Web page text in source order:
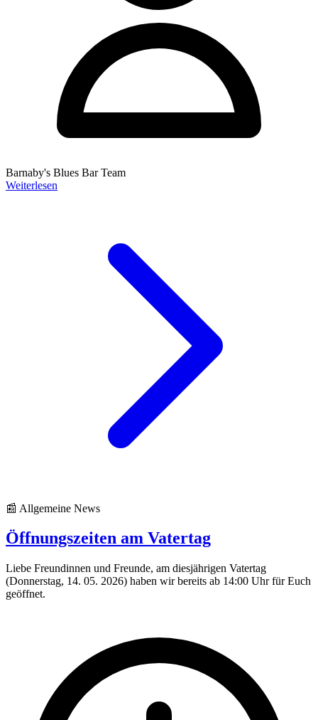
Barnaby's Blues Bar Team
Weiterlesen
📰 Allgemeine News
Öffnungszeiten am Vatertag
Liebe Freundinnen und Freunde, am diesjährigen Vatertag
(Donnerstag, 14. 05. 2026) haben wir bereits ab 14:00 Uhr für Euch
geöffnet.